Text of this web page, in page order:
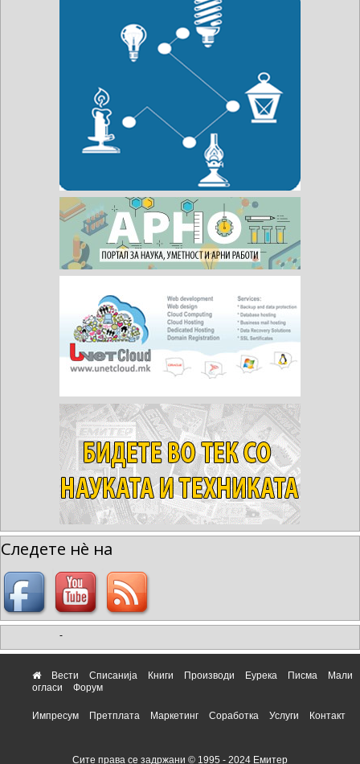
Следете нè на
-
Вести Списанија Книги Производи Еурека Писма
Мали
огласи
Форум
Импресум Претплата Маркетинг Соработка Услуги Контакт
Сите права се задржани © 1995 - 2024 Емитер